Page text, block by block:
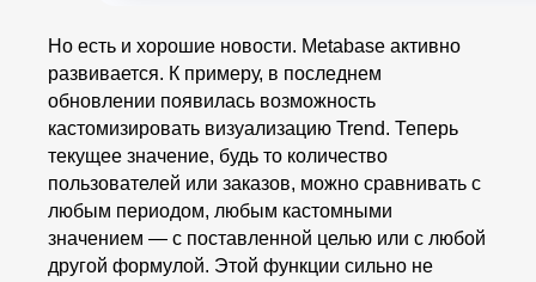
Но есть и хорошие новости. Metabase активно
развивается. К примеру, в последнем
обновлении появилась возможность
кастомизировать визуализацию Trend. Теперь
текущее значение, будь то количество
пользователей или заказов, можно сравнивать с
любым периодом, любым кастомными
значением — с поставленной целью или с любой
другой формулой. Этой функции сильно не